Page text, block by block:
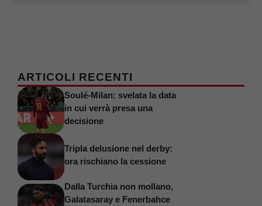
ARTICOLI RECENTI
Soulé-Milan: svelata la data
in cui verrà presa una
decisione
Tripla delusione nel derby:
ora rischiano la cessione
Dalla Turchia non mollano,
Galatasaray e Fenerbahce